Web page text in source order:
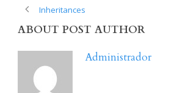
Inheritances
ABOUT POST AUTHOR
Administrador